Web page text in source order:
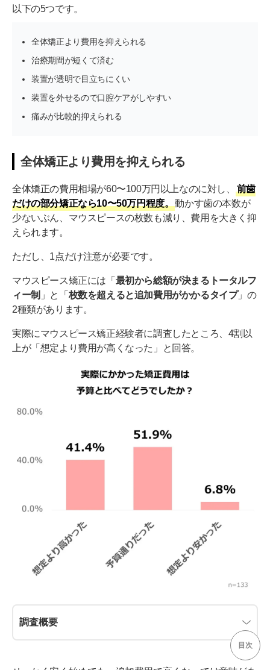
以下の5つです。
全体矯正より費用を抑えられる
治療期間が短くて済む
装置が透明で目立ちにくい
装置を外せるので口腔ケアがしやすい
痛みが比較的抑えられる
全体矯正より費用を抑えられる
全体矯正の費用相場が60〜100万円以上なのに対し、
前歯
だけの部分矯正なら10〜50万円程度。
動かす歯の本数が
少ないぶん、マウスピースの枚数も減り、費用を大きく抑
えられます。
ただし、1点だけ注意が必要です。
マウスピース矯正には「 最初から総額が決まるトータルフ
ィー制 」と「 枚数を超えると追加費用がかかるタイプ」の
2種類があります。
実際にマウスピース矯正経験者に調査したところ、4割以
上が「想定より費用が高くなった」と回答。
調査概要
目次